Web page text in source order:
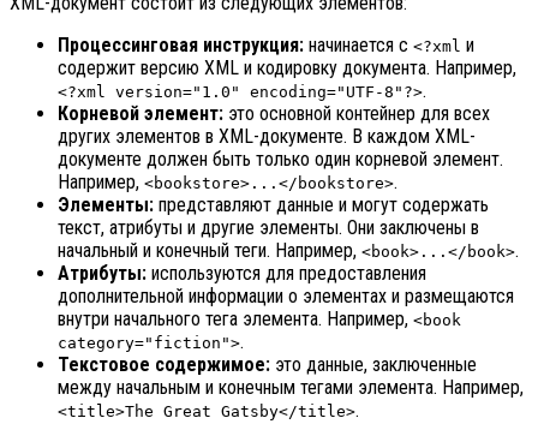
Процессинговая инструкция: начинается с <?xml и
содержит версию XML и кодировку документа. Например,
<?xml version="1.0" encoding="UTF-8"?>.
Корневой элемент: это основной контейнер для всех
других элементов в XML-документе. В каждом XML-
документе должен быть только один корневой элемент.
Например, <bookstore>...</bookstore>.
Элементы: представляют данные и могут содержать
текст, атрибуты и другие элементы. Они заключены в
начальный и конечный теги. Например, <book>...</book>.
Атрибуты: используются для предоставления
дополнительной информации о элементах и размещаются
внутри начального тега элемента. Например, <book
category="fiction">.
Текстовое содержимое: это данные, заключенные
между начальным и конечным тегами элемента. Например,
<title>The Great Gatsby</title>.